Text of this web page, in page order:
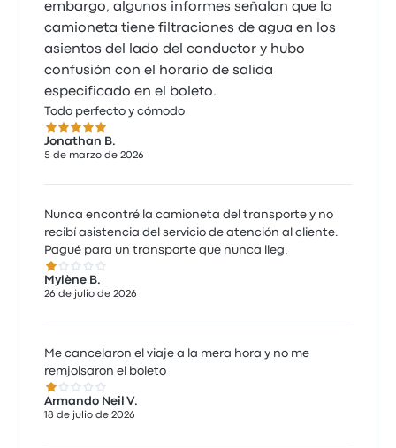
embargo, algunos informes señalan que la
camioneta tiene filtraciones de agua en los
asientos del lado del conductor y hubo
confusión con el horario de salida
especificado en el boleto.
Todo perfecto y cómodo
5.0 de 5 estrellas
Jonathan B.
5 de marzo de 2026
Nunca encontré la camioneta del transporte y no
recibí asistencia del servicio de atención al cliente.
Pagué para un transporte que nunca lleg.
1.0 de 5 estrellas
Mylène B.
26 de julio de 2026
Me cancelaron el viaje a la mera hora y no me
remjolsaron el boleto
1.0 de 5 estrellas
Armando Neil V.
18 de julio de 2026